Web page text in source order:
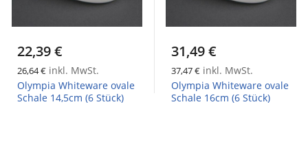
22,39 €
26,64 € inkl. MwSt.
Olympia Whiteware ovale
Schale 14,5cm (6 Stück)
31,49 €
37,47 € inkl. MwSt.
Olympia Whiteware ovale
Schale 16cm (6 Stück)